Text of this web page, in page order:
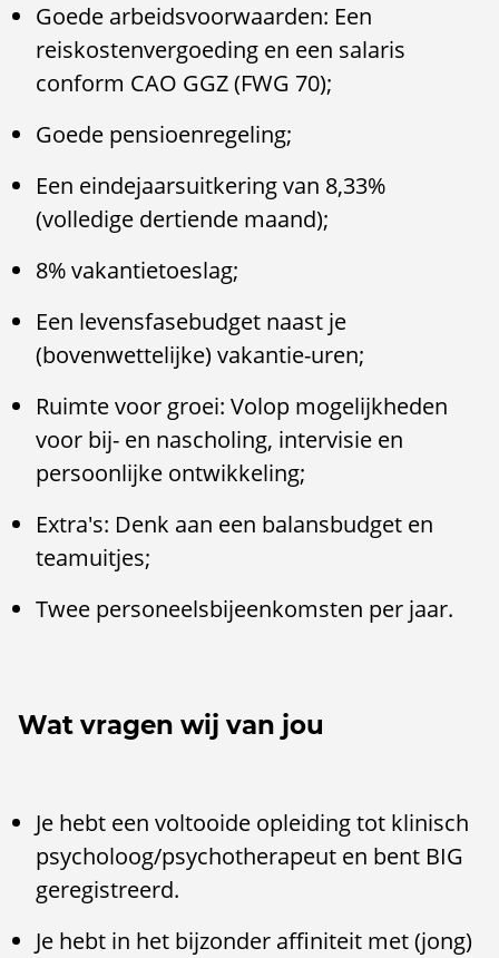
Goede arbeidsvoorwaarden: Een
reiskostenvergoeding en een salaris
conform CAO GGZ (FWG 70);
Goede pensioenregeling;
Een eindejaarsuitkering van 8,33%
(volledige dertiende maand);
8% vakantietoeslag;
Een levensfasebudget naast je
(bovenwettelijke) vakantie-uren;
Ruimte voor groei: Volop mogelijkheden
voor bij- en nascholing, intervisie en
persoonlijke ontwikkeling;
Extra's: Denk aan een balansbudget en
teamuitjes;
Twee personeelsbijeenkomsten per jaar.
Wat vragen wij van jou
Je hebt een voltooide opleiding tot klinisch
psycholoog/psychotherapeut en bent BIG
geregistreerd.
Je hebt in het bijzonder affiniteit met (jong)